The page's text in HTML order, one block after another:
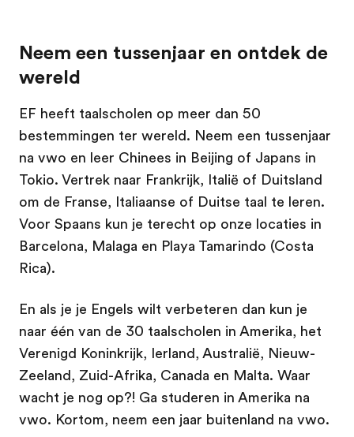
Neem een tussenjaar en ontdek de
wereld
EF heeft taalscholen op meer dan 50
bestemmingen ter wereld. Neem een tussenjaar
na vwo en leer Chinees in Beijing of Japans in
Tokio. Vertrek naar Frankrijk, Italië of Duitsland
om de Franse, Italiaanse of Duitse taal te leren.
Voor Spaans kun je terecht op onze locaties in
Barcelona, Malaga en Playa Tamarindo (Costa
Rica).
En als je je Engels wilt verbeteren dan kun je
naar één van de 30 taalscholen in Amerika, het
Verenigd Koninkrijk, Ierland, Australië, Nieuw-
Zeeland, Zuid-Afrika, Canada en Malta. Waar
wacht je nog op?! Ga studeren in Amerika na
vwo. Kortom, neem een jaar buitenland na vwo.